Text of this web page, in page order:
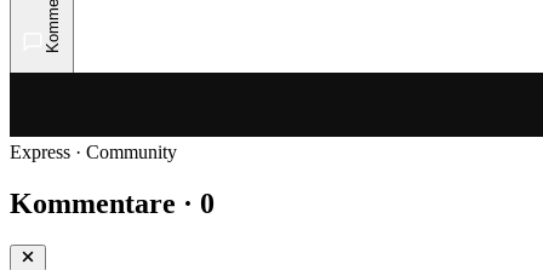
Express · Community
Kommentare · 0